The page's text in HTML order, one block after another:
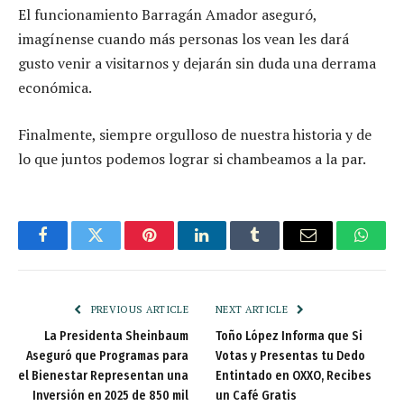
El funcionamiento Barragán Amador aseguró,
imagínense cuando más personas los vean les dará
gusto venir a visitarnos y dejarán sin duda una derrama
económica.
Finalmente, siempre orgulloso de nuestra historia y de
lo que juntos podemos lograr si chambeamos a la par.
FacebookTwitter PinterestLinkedInTumblr Email
PREVIOUS ARTICLE
La Presidenta Sheinbaum
Aseguró que Programas para
el Bienestar Representan una
Inversión en 2025 de 850 mil
NEXT ARTICLE
Toño López Informa que Si
Votas y Presentas tu Dedo
Entintado en OXXO, Recibes
un Café Gratis